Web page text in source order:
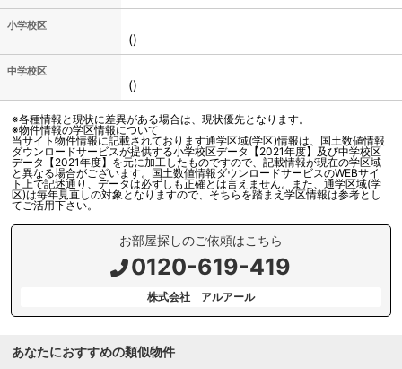
小学校区
()
中学校区
()
※各種情報と現状に差異がある場合は、現状優先となります。
※物件情報の学区情報について
当サイト物件情報に記載されております通学区域(学区)情報は、国土数値情報
ダウンロードサービスが提供する小学校区データ【2021年度】及び中学校区
データ【2021年度】を元に加工したものですので、記載情報が現在の学区域
と異なる場合がございます。国土数値情報ダウンロードサービスのWEBサイ
ト上で記述通り、データは必ずしも正確とは言えません。また、通学区域(学
区)は毎年見直しの対象となりますので、そちらを踏まえ学区情報は参考とし
てご活用下さい。
お部屋探しのご依頼はこちら
0120-619-419
株式会社 アルアール
あなたにおすすめの類似物件